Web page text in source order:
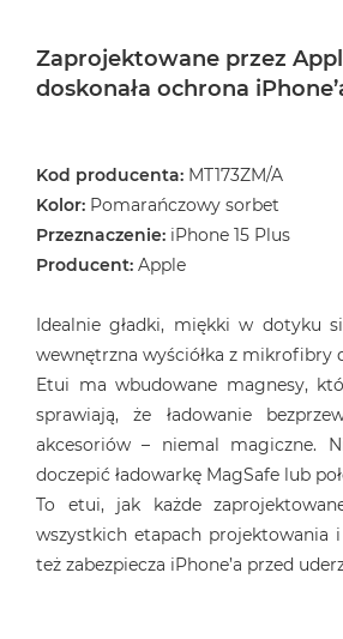
Zaprojektowane przez
doskonała ochrona
Kod producenta: MT173ZM/A
Kolor: Pomarańczowy sorbet
Przeznaczenie: iPhone 15 Plus
Producent: Apple
Idealnie gładki, miękki w dotyku
wewnętrzna wyściółka z mikrofibry
Etui ma wbudowane magnesy,
sprawiają, że ładowanie
akcesoriów – niemal magiczne.
doczepić ładowarkę MagSafe lub
To etui, jak każde
wszystkich etapach
też zabezpiecza iPhone’a przed